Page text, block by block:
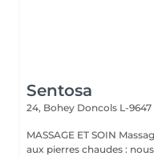
Sentosa
24, Bohey Doncols L-9647
MASSAGE ET SOIN Massage relaxant, énergisant, destress et
aux pierres chaudes :